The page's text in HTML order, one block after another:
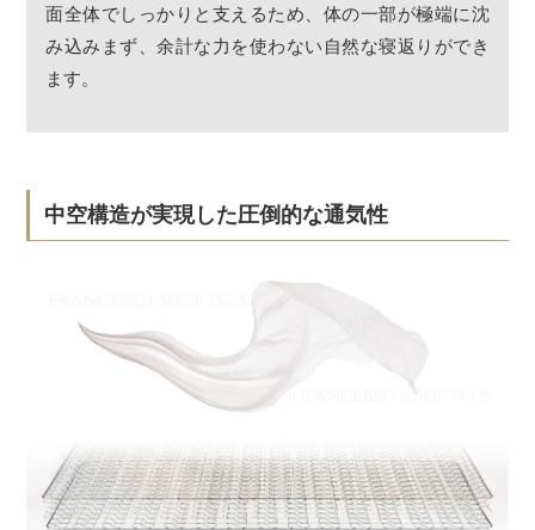
面全体でしっかりと支えるため、体の一部が極端に沈
み込みまず、余計な力を使わない自然な寝返りができ
ます。
中空構造が実現した圧倒的な通気性